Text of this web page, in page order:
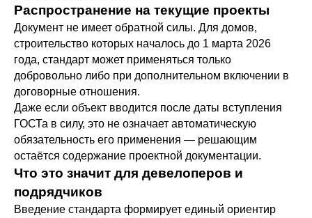
Распространение на текущие проекты
Документ не имеет обратной силы. Для домов,
строительство которых началось до 1 марта 2026
года, стандарт может применяться только
добровольно либо при дополнительном включении в
договорные отношения.
Даже если объект вводится после даты вступления
ГОСТа в силу, это не означает автоматическую
обязательность его применения — решающим
остаётся содержание проектной документации.
Что это значит для девелоперов и
подрядчиков
Введение стандарта формирует единый ориентир